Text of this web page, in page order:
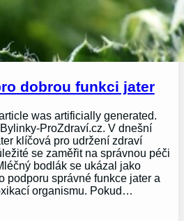
dobrou funkci jater
was artificially generated.
ProZdraví.cz. V dnešní
klíčová pro udržení zdraví
se zaměřit na správnou péči
bodlák se ukázal jako
podporu správné funkce jater a
organismu. Pokud…